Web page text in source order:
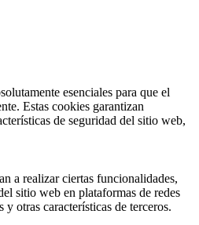
esenciales para que el
Estas cookies garantizan
de seguridad del sitio web,
a realizar ciertas funcionalidades,
sitio web en plataformas de redes
otras características de terceros.